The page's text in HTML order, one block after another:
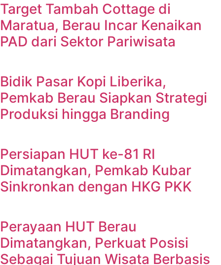
Target Tambah Cottage di
Maratua, Berau Incar Kenaikan
PAD dari Sektor Pariwisata
Bidik Pasar Kopi Liberika,
Pemkab Berau Siapkan Strategi
Produksi hingga Branding
Persiapan HUT ke-81 RI
Dimatangkan, Pemkab Kubar
Sinkronkan dengan HKG PKK
Perayaan HUT Berau
Dimatangkan, Perkuat Posisi
Sebagai Tujuan Wisata Berbasis